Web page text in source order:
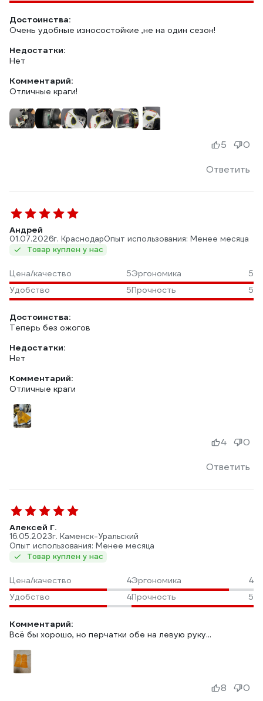
Достоинства:
Очень удобные износостойкие ,не на один сезон!
Недостатки:
Нет
Комментарий:
Отличные краги!
Ответить
5 0
Андрей
01.07.2026г. КраснодарОпыт использования: Менее месяца
Товар куплен у нас
Цена/качество 5Эргономика
5
Удобство
5Прочность 5
Достоинства:
Теперь без ожогов
Недостатки:
Нет
Комментарий:
Отличные краги
Ответить
4 0
Алексей Г.
16.05.2023г. Каменск-Уральский
Опыт использования: Менее месяца
Товар куплен у нас
Цена/качество 4Эргономика
4
Удобство
4Прочность 5
Комментарий:
Всё бы хорошо, но перчатки обе на левую руку...
8 0